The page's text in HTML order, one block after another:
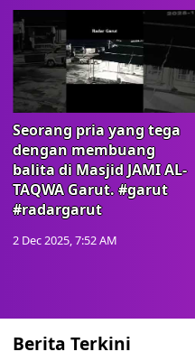
Seorang pria yang tega
dengan membuang
balita di Masjid JAMI AL-
TAQWA Garut. #garut
#radargarut
2 Dec 2025, 7:52 AM
Berita Terkini